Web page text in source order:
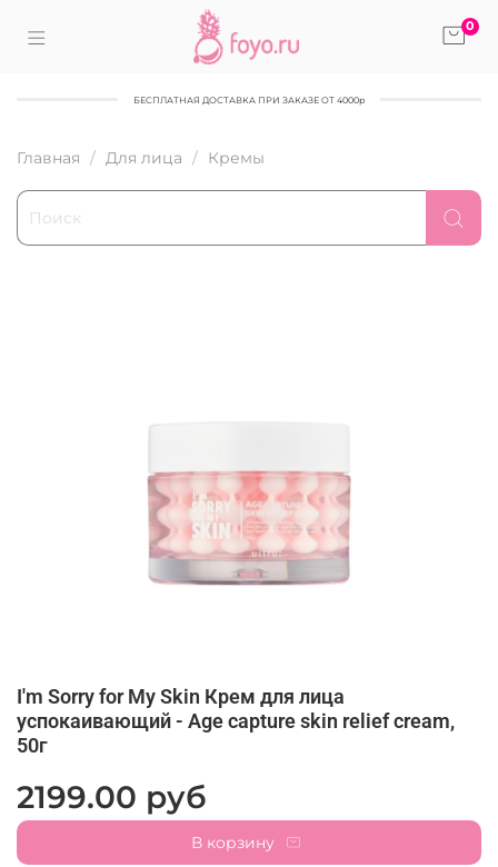
0
БЕСПЛАТНАЯ ДОСТАВКА ПРИ ЗАКАЗЕ ОТ 4000р
Главная Для лица Кремы
I'm Sorry for My Skin Крем для лица
успокаивающий - Age capture skin relief cream,
50г
2199.00 руб
В корзину